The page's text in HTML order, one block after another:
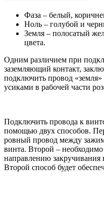
Фаза – белый,
Ноль – голубой и
Земля – полосатый
цвета.
Одним различием при
заземляющий контакт,
подключить провод
усиками в рабочей части
Подключить провода к
помощью двух способов.
ровный провод между
винта. Второй –
направлению закручивания
Второй способ будет